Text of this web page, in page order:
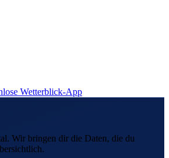
Wetterblick-App
Wir bringen dir die Daten, die du